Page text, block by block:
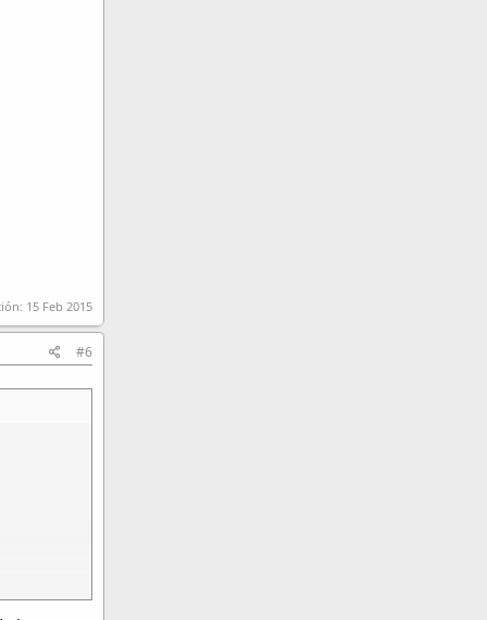
15 Feb 2015
#6